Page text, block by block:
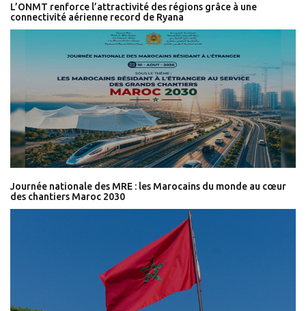
L’ONMT renforce l’attractivité des régions grâce à une
connectivité aérienne record de Ryana
Journée nationale des MRE : les Marocains du monde au cœur
des chantiers Maroc 2030